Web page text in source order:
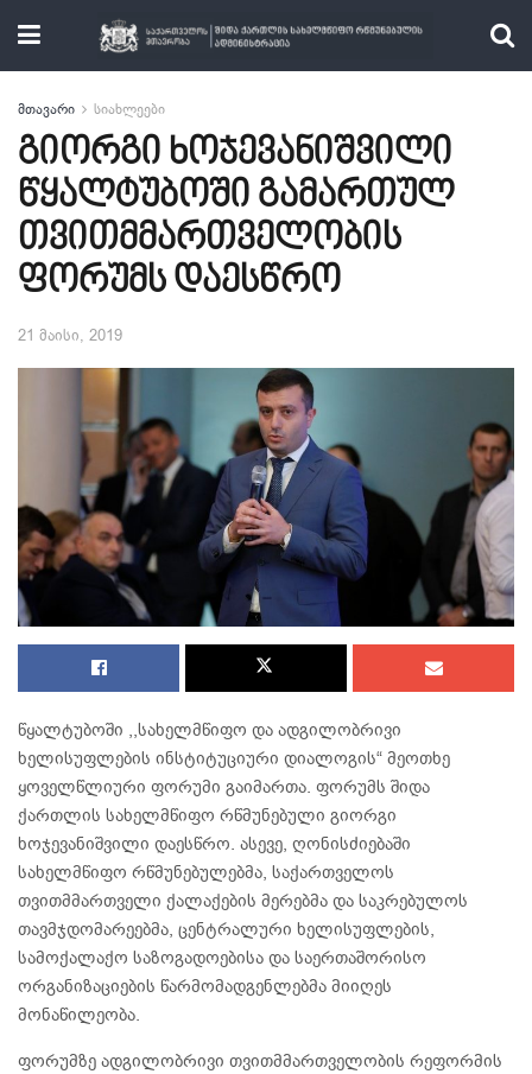
მთავარი სიახლეები
გიორგი ხოჯევანიშვილი
წყალტუბოში გამართულ
თვითმმართველობის
ფორუმს დაესწრო
21 მაისი, 2019
წყალტუბოში ,,სახელმწიფო და ადგილობრივი
ხელისუფლების ინსტიტუციური დიალოგის“ მეოთხე
ყოველწლიური ფორუმი გაიმართა. ფორუმს შიდა
ქართლის სახელმწიფო რწმუნებული გიორგი
ხოჯევანიშვილი დაესწრო. ასევე, ღონისძიებაში
სახელმწიფო რწმუნებულებმა, საქართველოს
თვითმმართველი ქალაქების მერებმა და საკრებულოს
თავმჯდომარეებმა, ცენტრალური ხელისუფლების,
სამოქალაქო საზოგადოებისა და საერთაშორისო
ორგანიზაციების წარმომადგენლებმა მიიღეს
მონაწილეობა.
ფორუმზე ადგილობრივი თვითმმართველობის რეფორმის